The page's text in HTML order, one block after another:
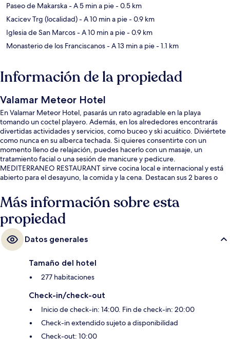
Paseo de Makarska- A 5 min a pie- 0.5 km
Kacicev Trg (localidad)- A 10 min a pie- 0.9 km
Iglesia de San Marcos- A 10 min a pie- 0.9 km
Monasterio de los Franciscanos- A 13 min a pie- 1.1 km
Información de la propiedad
Valamar Meteor Hotel
En Valamar Meteor Hotel, pasarás un rato agradable en la playa
tomando un coctel playero. Además, en los alrededores encontrarás
divertidas actividades y servicios, como buceo y ski acuático. Diviértete
como nunca en su alberca techada. Si quieres consentirte con un
momento lleno de relajación, puedes hacerlo con un masaje, un
tratamiento facial o una sesión de manicure y pedicure.
MEDITERRANEO RESTAURANT sirve cocina local e internacional y está
abierto para el desayuno, la comida y la cena. Destacan sus 2 bares o
les encanta el personal amable.
Más información sobre esta
propiedad
Datos generales
Tamaño del hotel
277 habitaciones
Check-in/check-out
Inicio de check-in: 14:00. Fin de check-in: 20:00
Check-in extendido sujeto a disponibilidad
Check-out: 10:00